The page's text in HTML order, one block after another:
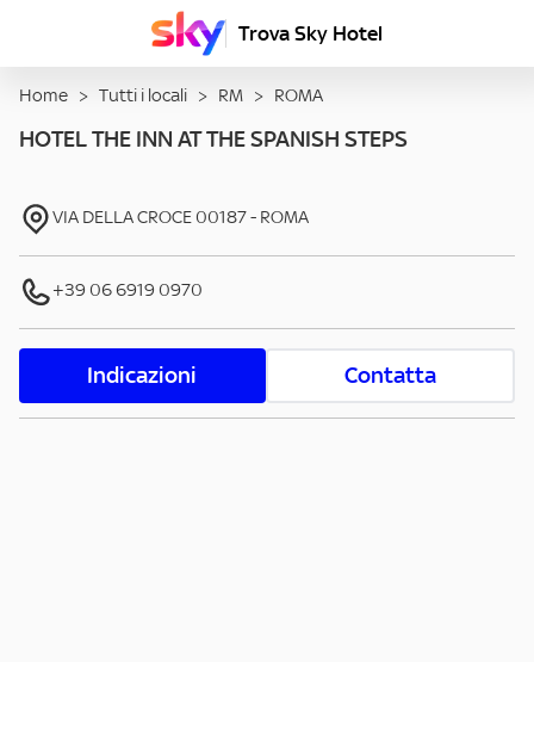
Trova Sky Hotel
Home > Tutti i locali > RM > ROMA
HOTEL THE INN AT THE SPANISH STEPS
VIA DELLA CROCE 00187- ROMA
+39 06 6919 0970
Indicazioni Contatta